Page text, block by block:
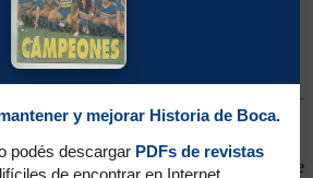
Raúl Letanú
Inferiores. Veloz, ocupó cualquier puesto
en Union Española y luego pasó a
Estudiantes de La Plata (en donde
y mejorar Historia de Boca.
podés descargar PDFs de revistas
de encontrar en Internet.